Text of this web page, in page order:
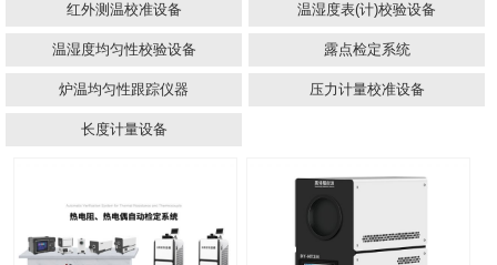
红外测温校准设备 温湿度表(计)校验设备
温湿度均匀性校验设备 露点检定系统
炉温均匀性跟踪仪器 压力计量校准设备
长度计量设备